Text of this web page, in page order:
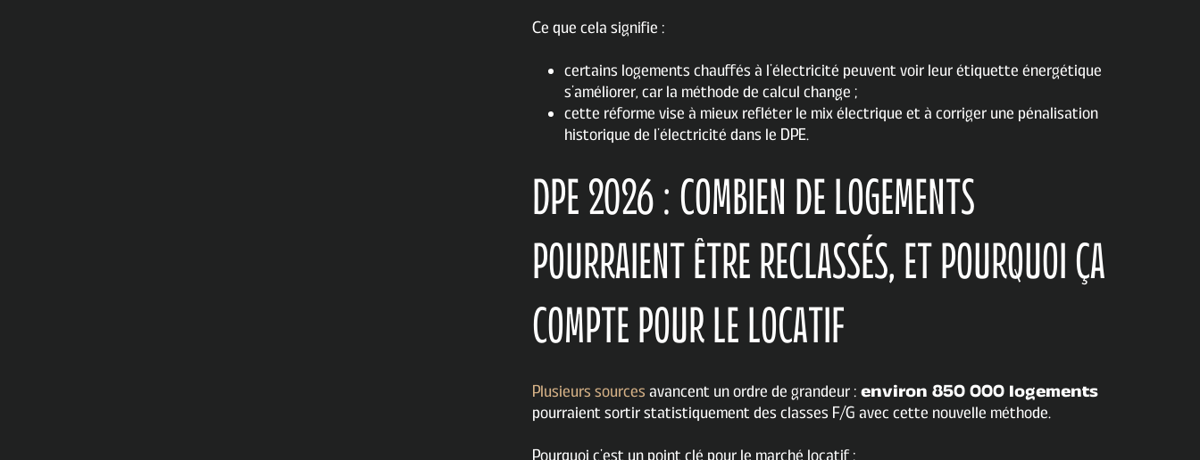
Ce que cela signifie :
certains logements chauffés à l’électricité peuvent voir leur étiquette énergétique
s’améliorer, car la méthode de calcul change ;
cette réforme vise à mieux refléter le mix électrique et à corriger une pénalisation
historique de l’électricité dans le DPE.
DPE 2026 : COMBIEN DE LOGEMENTS
POURRAIENT ÊTRE RECLASSÉS, ET POURQUOI ÇA
COMPTE POUR LE LOCATIF
Plusieurs sources avancent un ordre de grandeur : environ 850 000 logements
pourraient sortir statistiquement des classes F/G avec cette nouvelle méthode.